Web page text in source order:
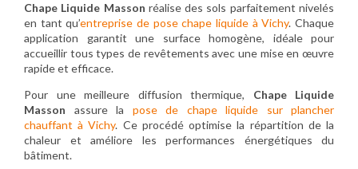
Chape Liquide Masson réalise des sols parfaitement nivelés
en tant qu’entreprise de pose chape liquide à Vichy. Chaque
application garantit une surface homogène, idéale pour
accueillir tous types de revêtements avec une mise en œuvre
rapide et efficace.
Pour une meilleure diffusion thermique, Chape Liquide
Masson assure la pose de chape liquide sur plancher
chauffant à Vichy. Ce procédé optimise la répartition de la
chaleur et améliore les performances énergétiques du
bâtiment.